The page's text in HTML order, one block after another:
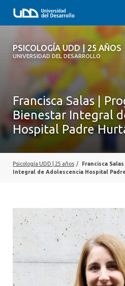
PSICOLOGÍA UDD | 25 AÑOS
UNIVERSIDAD DEL DESARROLLO
PSICOLOGÍA UDD | 25 AÑOS
TESTIMONIOS
NUESTRA HISTORIA
REGISTRO FOTOGRÁFICO
Francisca Salas |
Bienestar Integral
Hospital Padre
Psicología UDD | 25 años /
Francisca
Integral de Adolescencia Hospital